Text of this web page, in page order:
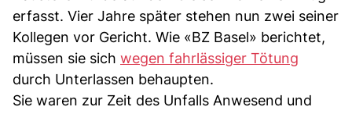
erfasst. Vier Jahre später stehen nun zwei seiner
Kollegen vor Gericht. Wie «BZ Basel» berichtet,
müssen sie sich wegen fahrlässiger Tötung
durch Unterlassen behaupten.
Sie waren zur Zeit des Unfalls Anwesend und